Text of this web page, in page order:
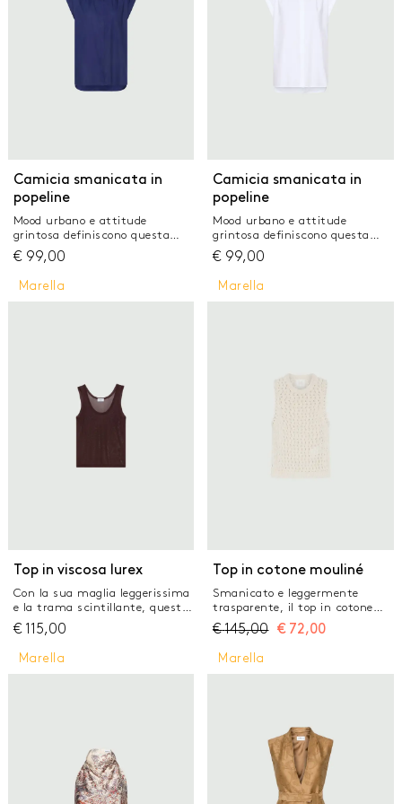
Camicia smanicata in
popeline
Mood urbano e attitude
grintosa definiscono questa
camicia smanicata in popeline
leggero. Da indossare con gli
shorts, con la gonna, con i
pantaloni preferiti Camicia in
€ 99,00
Camicia smanicata in
popeline
Mood urbano e attitude
grintosa definiscono questa
camicia smanicata in popeline
leggero. Da indossare con gli
shorts, con la gonna, con i
pantaloni preferiti Camicia in
stondato e asimmetrico
€ 99,00
Marella
Top in viscosa lurex
Con la sua maglia leggerissima
e la trama scintillante, questo
top è uno dei nostri preferiti di
stagione. Abbinalo a longuette
stampate o ai denim preferiti
per un mix and match da
busto Capo semitrasparente
€ 115,00
Marella
Top in cotone mouliné
Smanicato e leggermente
trasparente, il top in cotone
mouliné si accende con la
luminosità delle micro paillette.
Il gioco di punti con onde e
traforature aggiunge
biologico, fibra ricavata dalla
coltivazione biologica della
pianta del cotone Top in maglia
di cotone mouliné con micro
paillette Fit aderente Scollo
€ 145,00 € 72,00
Marella Marella